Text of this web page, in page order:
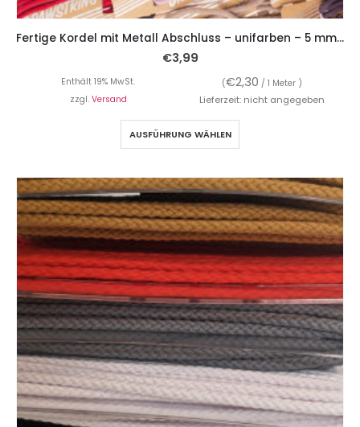
Fertige Kordel mit Metall Abschluss – unifarben – 5 mm breit – 1,10 Meter Länge
€3,99
Enthält 19% MwSt. (€2,30 / 1 Meter )
zzgl. Versand Lieferzeit: nicht angegeben
AUSFÜHRUNG WÄHLEN